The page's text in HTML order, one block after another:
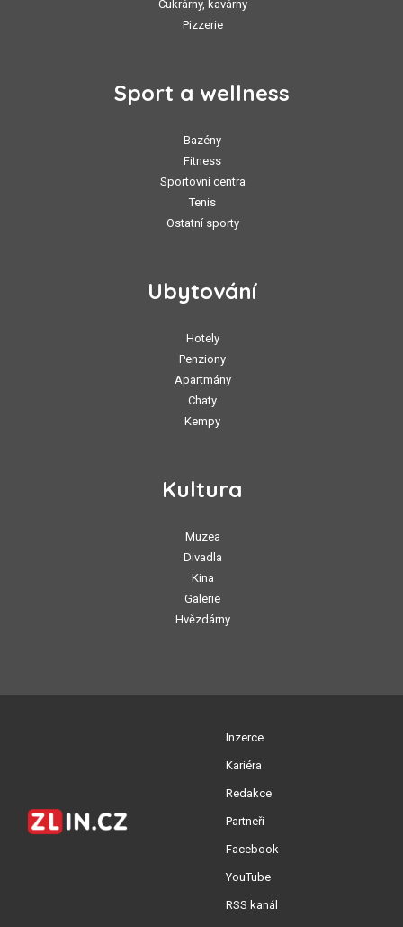
Cukrárny, kavárny
Pizzerie
Sport a wellness
Bazény
Fitness
Sportovní centra
Tenis
Ostatní sporty
Ubytování
Hotely
Penziony
Apartmány
Chaty
Kempy
Kultura
Muzea
Divadla
Kina
Galerie
Hvězdárny
Inzerce
Kariéra
Redakce
Partneři
Facebook
YouTube
RSS kanál